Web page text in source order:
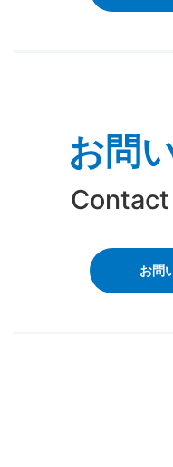
お問
Contact
お問